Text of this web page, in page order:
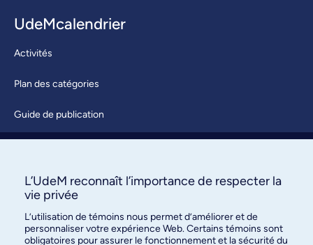
UdeMcalendrier
Activités
Plan des catégories
Guide de publication
À propos / Nous joindre
L’UdeM reconnaît l’importance de respecter la
vie privée
L’utilisation de témoins nous permet d’améliorer et de
personnaliser votre expérience Web. Certains témoins sont
obligatoires pour assurer le fonctionnement et la sécurité du